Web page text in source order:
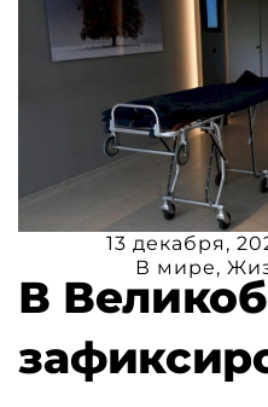
13 декабря,
В мире,
В